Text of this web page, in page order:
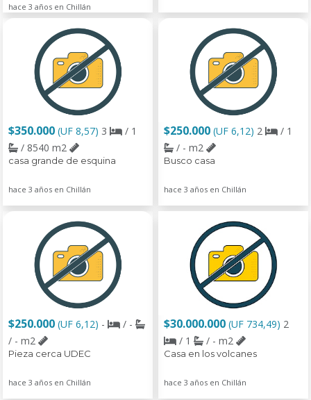
hace 3 años en Chillán
$350.000 (UF 8,57) 3
/ 1
/ 8540 m2
casa grande de esquina
hace 3 años en Chillán
$250.000 (UF 6,12) 2
/ 1
/ - m2
Busco casa
hace 3 años en Chillán
$250.000 (UF 6,12) -
/ -
/ - m2
Pieza cerca UDEC
hace 3 años en Chillán
$30.000.000 (UF 734,49) 2
/ 1
/ - m2
Casa en los volcanes
hace 3 años en Chillán